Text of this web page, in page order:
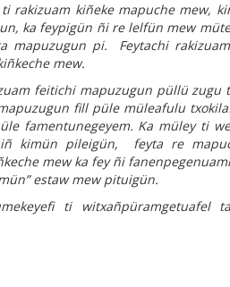
rakizuam kiñeke mapuche mew,
ka feypigün ñi re lelfün mew
mapuzugun pi. Feytachi
mew.
feitichi mapuzugun püllü
fill püle müleafulu
famentunegeyem. Ka müley ti
kimün pileigün, feyta re
mew ka fey ñi
estaw mew pituigün.
ti